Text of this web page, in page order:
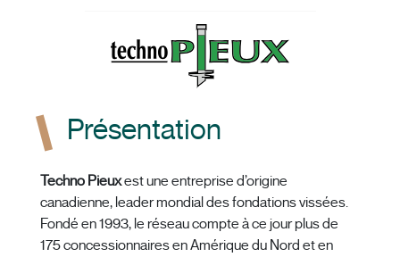
Présentation
Techno Pieuxest une entreprise d’origine
canadienne, leader mondial des fondations vissées.
Fondé en 1993, le réseau compte à ce jour plus de
175 concessionnaires en Amérique du Nord et en